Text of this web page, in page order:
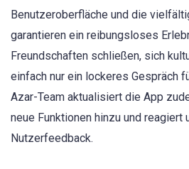
Benutzeroberfläche und die
garantieren ein reibungsloses
Freundschaften schließen, sich
einfach nur ein lockeres Gespräch
Azar-Team aktualisiert die App
neue Funktionen hinzu und reagiert
Nutzerfeedback.